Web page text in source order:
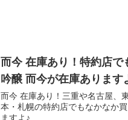
而今 在庫あり！特約店
吟醸 而今が在庫あります
而今 在庫あり！三重や名古屋、
本・札幌の特約店でもなかなか
ますよ♪